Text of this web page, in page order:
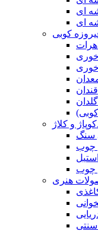
ای
ای
کوبی
خوری
قندان
گلدان
و کلاژ
سنگ
چوب
چوب
هنری